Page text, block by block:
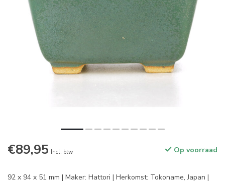
€89,95 Incl. btw Op voorraad
92 x 94 x 51 mm | Maker: Hattori | Herkomst: Tokoname, Japan |